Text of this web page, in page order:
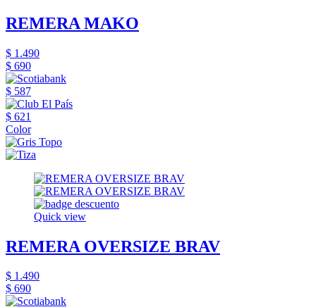
REMERA MAKO
$ 1.490
$ 690
$ 587
$ 621
Color
Quick view
REMERA OVERSIZE BRAV
$ 1.490
$ 690